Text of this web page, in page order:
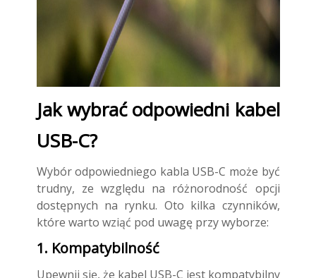
Jak wybrać odpowiedni kabel
USB-C?
Wybór odpowiedniego kabla USB-C może być
trudny, ze względu na różnorodność opcji
dostępnych na rynku. Oto kilka czynników,
które warto wziąć pod uwagę przy wyborze:
1. Kompatybilność
Upewnij się, że kabel USB-C jest kompatybilny